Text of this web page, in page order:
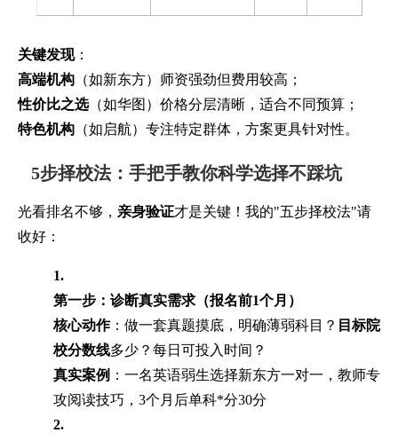
关键发现：
高端机构 （如新东方）师资强劲但费用较高；
性价比之选（如华图）价格分层清晰，适合不同预算；
特色机构 （如启航）专注特定群体，方案更具针对性。
5步择校法：手把手教你科学选择不踩坑
光看排名不够， 亲身验证才是关键！我的"五步择校法"请
收好：
1.
第一步：诊断真实需求（报名前1个月）
核心动作：做一套真题摸底，明确薄弱科目？ 目标院
校分数线多少？每日可投入时间？
真实案例 ：一名英语弱生选择新东方一对一，教师专
攻阅读技巧，3个月后单科*分30分
2.